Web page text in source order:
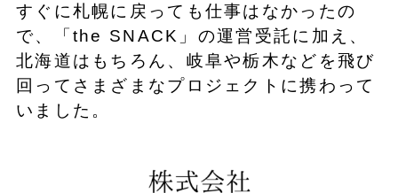
すぐに札幌に戻っても仕事はなかったの
で、「the SNACK」の運営受託に加え、
北海道はもちろん、岐阜や栃木などを飛び
回ってさまざまなプロジェクトに携わって
いました。